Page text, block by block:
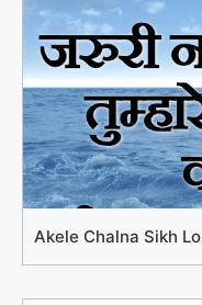
Akele Chalna Sikh Lo